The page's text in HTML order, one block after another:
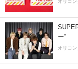
オリコ
ー”
オリコ